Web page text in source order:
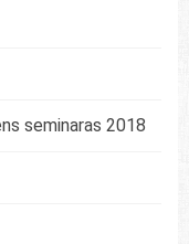
seminaras 2018